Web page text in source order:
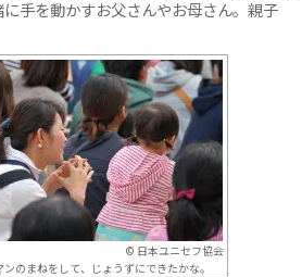
手を動かすお父さんやお母さん。親子
© 日本ユニセフ協会
ンのまねをして、じょうずにできたかな。